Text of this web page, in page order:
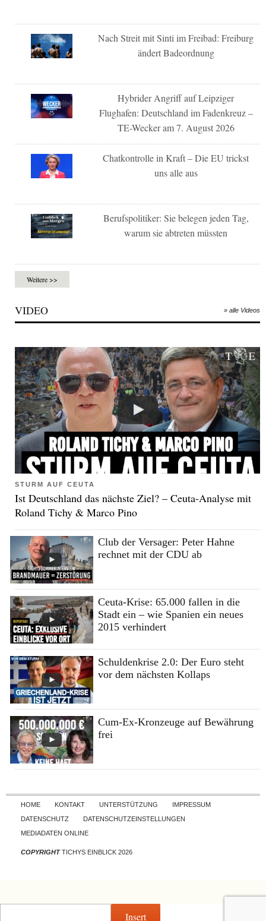
Nach Streit mit Sinti im Freibad: Freiburg
ändert Badeordnung
Hybrider Angriff auf Leipziger
Flughafen: Deutschland im Fadenkreuz –
TE-Wecker am 7. August 2026
Chatkontrolle in Kraft – Die EU trickst
uns alle aus
Berufspolitiker: Sie belegen jeden Tag,
warum sie abtreten müssten
Weitere >>
VIDEO » alle Videos
STURM AUF CEUTA
Ist Deutschland das nächste Ziel? – Ceuta-Analyse mit
Roland Tichy & Marco Pino
Club der Versager: Peter Hahne
rechnet mit der CDU ab
Ceuta-Krise: 65.000 fallen in die
Stadt ein – wie Spanien ein neues
2015 verhindert
Schuldenkrise 2.0: Der Euro steht
vor dem nächsten Kollaps
Cum-Ex-Kronzeuge auf Bewährung
frei
Skip to content
HOME KONTAKT UNTERSTÜTZUNG
IMPRESSUM
DATENSCHUTZ
DATENSCHUTZEINSTELLUNGEN
MEDIADATEN ONLINE
COPYRIGHTTICHYS EINBLICK 2026
Insert